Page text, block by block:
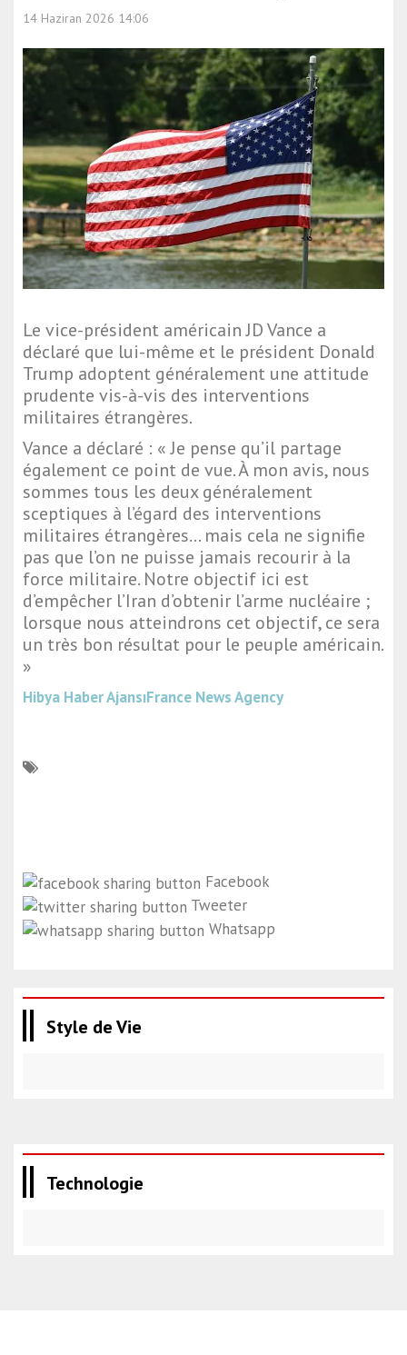
14 Haziran 2026 14:06
Le vice-président américain JD Vance a
déclaré que lui-même et le président Donald
Trump adoptent généralement une attitude
prudente vis-à-vis des interventions
militaires étrangères.
Vance a déclaré : « Je pense qu’il partage
également ce point de vue. À mon avis, nous
sommes tous les deux généralement
sceptiques à l’égard des interventions
militaires étrangères... mais cela ne signifie
pas que l’on ne puisse jamais recourir à la
force militaire. Notre objectif ici est
d’empêcher l’Iran d’obtenir l’arme nucléaire ;
lorsque nous atteindrons cet objectif, ce sera
un très bon résultat pour le peuple américain.
»
Hibya Haber AjansıFrance News Agency
Facebook
Tweeter
Whatsapp
Style de Vie
Technologie